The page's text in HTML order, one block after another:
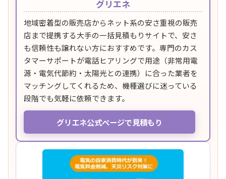
グリエネ
地域密着型の販売店からネット系の安さ重視の販売
店まで提携する大手の一括見積もりサイトで、安さ
も信頼性も譲れない方におすすめです。専門のカス
タマーサポートが電話ヒアリングで用途（非常用電
源・電気代節約・太陽光との連携）に合った業者を
マッチングしてくれるため、機種選びに迷っている
段階でも気軽に依頼できます。
グリエネ公式ページで見積もり